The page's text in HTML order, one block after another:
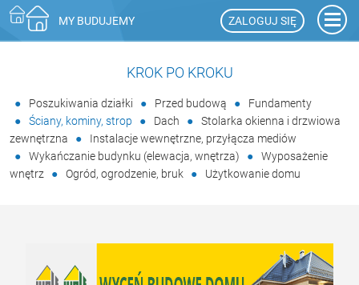
MY BUDUJEMY ZALOGUJ SIĘ
KROK PO KROKU
Poszukiwania działki Przed budową
Fundamenty
Ściany, kominy, strop
Dach
Stolarka okienna i drzwiowa
zewnętrzna
Instalacje wewnętrzne, przyłącza mediów
Wykańczanie budynku (elewacja, wnętrza)
Wyposażenie
wnętrz
Ogród, ogrodzenie, bruk Użytkowanie domu